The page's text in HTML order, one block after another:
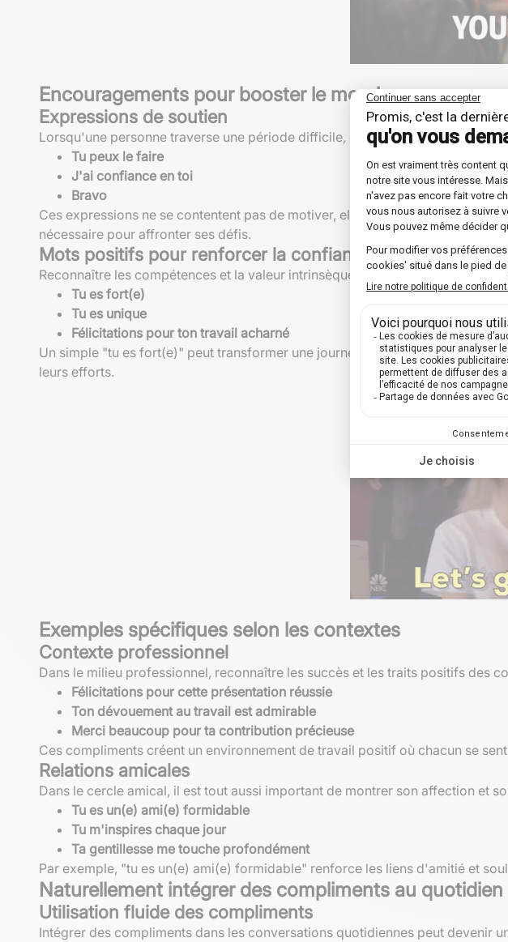
Encouragements pour booster le moral
Expressions de soutien
Lorsqu'une personne traverse une période difficile, des encouragements
Tu peux le faire
J'ai confiance en toi
Bravo
Ces expressions ne se contentent pas de motiver, elles assurent également
nécessaire pour affronter ses défis.
Mots positifs pour renforcer la confiance
Reconnaître les compétences et la valeur intrinsèque de quelqu'un contribue
Tu es fort(e)
Tu es unique
Félicitations pour ton travail acharné
Un simple "tu es fort(e)" peut transformer une journée ordinaire en une
leurs efforts.
Exemples spécifiques selon les contextes
Contexte professionnel
Dans le milieu professionnel, reconnaître les succès et les traits positifs des
Félicitations pour cette présentation réussie
Ton dévouement au travail est admirable
Merci beaucoup pour ta contribution précieuse
Ces compliments créent un environnement de travail positif où chacun se
Relations amicales
Dans le cercle amical, il est tout aussi important de montrer son affection et
Tu es un(e) ami(e) formidable
Tu m'inspires chaque jour
Ta gentillesse me touche profondément
Par exemple, "tu es un(e) ami(e) formidable" renforce les liens d'amitié et
Naturellement intégrer des compliments au quotidien
Utilisation fluide des compliments
Intégrer des compliments dans les conversations quotidiennes peut devenir